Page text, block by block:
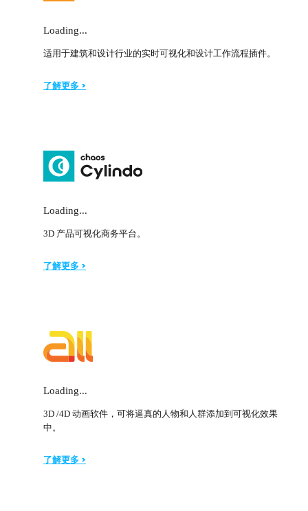
Loading...
适用于建筑和设计行业的实时可视化和设计工作流程插件。
了解更多 >
Loading...
3D 产品可视化商务平台。
了解更多 >
Loading...
3D /4D 动画软件，可将逼真的人物和人群添加到可视化效果
中。
了解更多 >